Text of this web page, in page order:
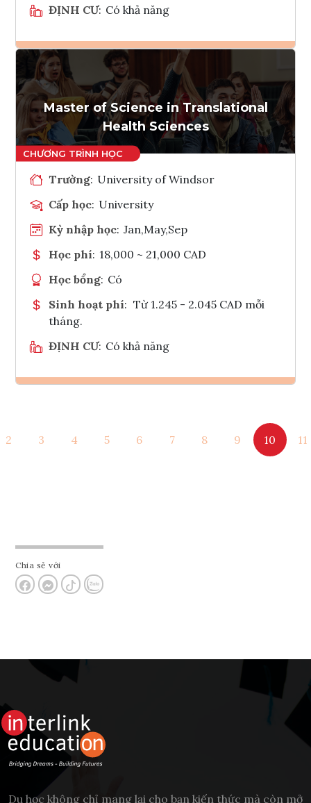
ĐỊNH CƯ: Có khả năng
Ghi danh
Tham vấn Interlink
Master of Science in Translational
Health Sciences
Trường: University of Windsor
Cấp học: University
Kỳ nhập học: Jan,May,Sep
Học phí: 18,000 ~ 21,000 CAD
Học bổng: Có
Sinh hoạt phí: Từ 1.245 - 2.045 CAD mỗi
tháng.
ĐỊNH CƯ: Có khả năng
Tham vấn Interlink
2 3 4 5 6 7 8 9 10 11
Chia sẻ với
Du học không chỉ mang lại cho bạn kiến thức mà còn mở